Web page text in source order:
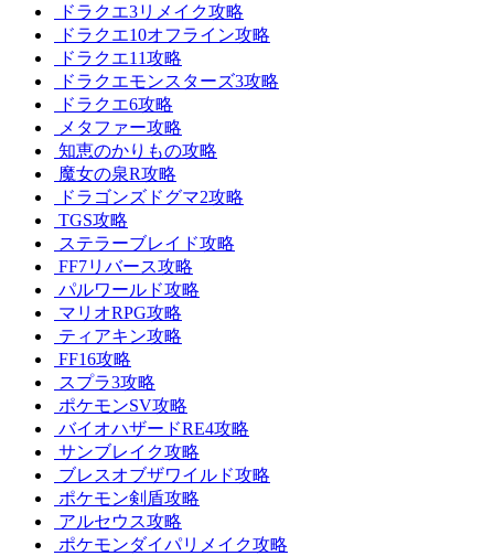
ドラクエ3リメイク攻略
ドラクエ10オフライン攻略
ドラクエ11攻略
ドラクエモンスターズ3攻略
ドラクエ6攻略
メタファー攻略
知恵のかりもの攻略
魔女の泉R攻略
ドラゴンズドグマ2攻略
TGS攻略
ステラーブレイド攻略
FF7リバース攻略
パルワールド攻略
マリオRPG攻略
ティアキン攻略
FF16攻略
スプラ3攻略
ポケモンSV攻略
バイオハザードRE4攻略
サンブレイク攻略
ブレスオブザワイルド攻略
ポケモン剣盾攻略
アルセウス攻略
ポケモンダイパリメイク攻略